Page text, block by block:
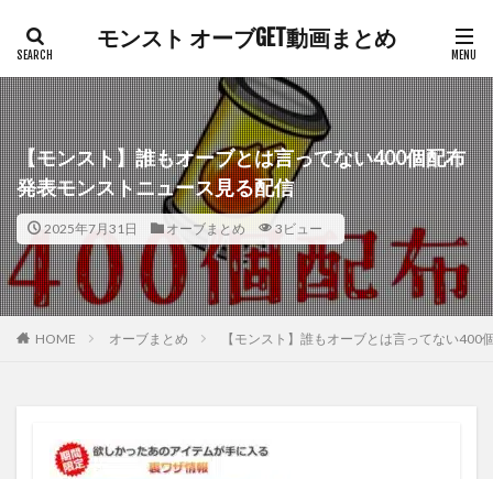
モンスト オーブGET動画まとめ
【モンスト】誰もオーブとは言ってない400個配布
発表モンストニュース見る配信
2025年7月31日 オーブまとめ 3ビュー
HOME オーブまとめ 【モンスト】誰もオーブとは言ってない